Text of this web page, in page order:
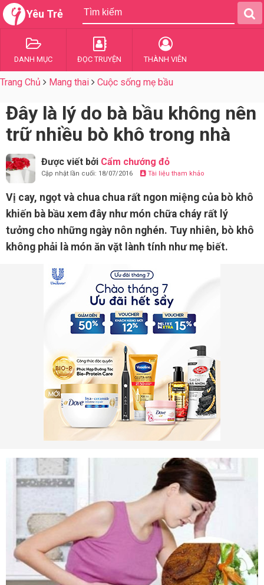
Yêu Trẻ
DANH MỤC ĐỌC TRUYỆN THÀNH VIÊN
Trang Chủ Mang thai Cuộc sống mẹ bầu
Đây là lý do bà bầu không nên
trữ nhiều bò khô trong nhà
Được viết bởi Cẩm chướng đỏ
Cập nhật lần cuối: 18/07/2016 Tài liệu tham khảo
Vị cay, ngọt và chua chua rất ngon miệng của bò khô
khiến bà bầu xem đây như món chữa cháy rất lý
tưởng cho những ngày nôn nghén. Tuy nhiên, bò khô
không phải là món ăn vặt lành tính như mẹ biết.